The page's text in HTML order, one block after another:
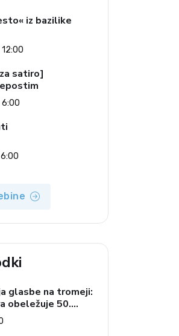
iz bazilike
satiro]
6:00
glasbe na tromeji:
obeležuje 50.
narodno-